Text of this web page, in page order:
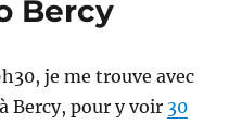
river
Michael
Bublé
Bercy
je me trouve avec
Bercy, pour y voir 30